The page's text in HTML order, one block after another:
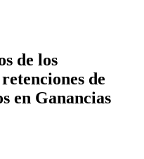
de los
de
en Ganancias